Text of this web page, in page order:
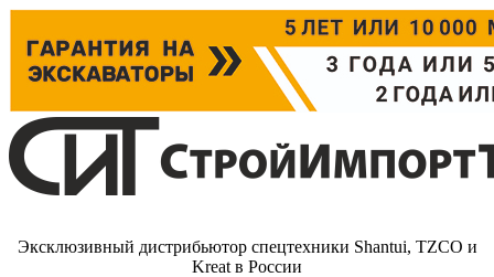
Эксклюзивный дистрибьютор спецтехники Shantui, TZCO и
Kreat в России